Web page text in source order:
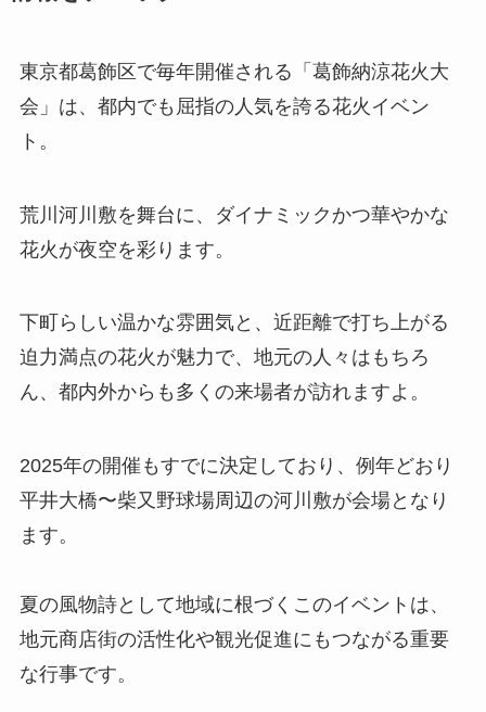
東京都葛飾区で毎年開催される「葛飾納涼花火大
会」は、都内でも屈指の人気を誇る花火イベン
ト。
荒川河川敷を舞台に、ダイナミックかつ華やかな
花火が夜空を彩ります。
下町らしい温かな雰囲気と、近距離で打ち上がる
迫力満点の花火が魅力で、地元の人々はもちろ
ん、都内外からも多くの来場者が訪れますよ。
2025年の開催もすでに決定しており、例年どおり
平井大橋〜柴又野球場周辺の河川敷が会場となり
ます。
夏の風物詩として地域に根づくこのイベントは、
地元商店街の活性化や観光促進にもつながる重要
な行事です。